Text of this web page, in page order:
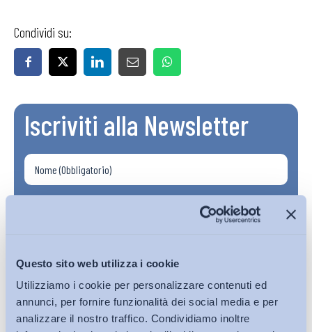
Questo sito web utilizza i cookie
Utilizziamo i cookie per personalizzare contenuti ed
annunci, per fornire funzionalità dei social media e per
analizzare il nostro traffico. Condividiamo inoltre
Condividi su:
Iscriviti alla Newsletter